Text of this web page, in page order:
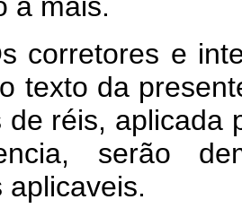
corretores e
texto da
de réis, aplicada
serão
aplicaveis.